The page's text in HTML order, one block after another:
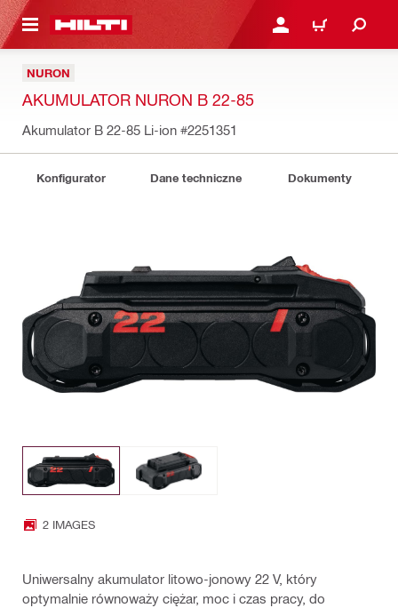
GŁÓWNEJ ZALOGUJ SIĘ LUB
KOSZYK
NURON
AKUMULATOR NURON B 22-85
Akumulator B 22-85 Li-ion #2251351
Konfigurator Dane techniczne Dokumenty
2 IMAGES
Uniwersalny akumulator litowo-jonowy 22 V, który
optymalnie równoważy ciężar, moc i czas pracy, do